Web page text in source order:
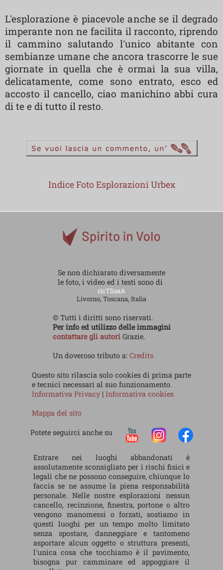
L'esplorazione è piacevole anche se il degrado
imperante non ne facilita il racconto, riprendo
il cammino salutando l'unico abitante con
sembianze umane che ancora trascorre le sue
giornate in quella che è ormai la sua villa,
delicatamente, come sono entrato, esco ed
accosto il cancello, ciao manichino abbi cura
di te e di tutto il resto.
Indice Foto Esplorazioni Urbex
Se non dichiarato diversamente
le foto, i video ed i testi sono di
ricTlisaA
Livorno, Toscana, Italia
© Tutti i diritti sono riservati.
Per info ed utilizzo delle immagini
contattare gli autoriGrazie.
Un doveroso tributo a: Credits
Questo sito rilascia solo cookies di prima parte
e tecnici necessari al suo funzionamento.
Informativa Privacy | Informativa cookies
Mappa del sito
Potete seguirci anche su
Entrare nei luoghi abbandonati è
assolutamente sconsigliato per i rischi fisici e
legali che ne possono conseguire, chiunque lo
faccia se ne assume la piena responsabilità
personale. Nelle nostre esplorazioni nessun
cancello, recinzione, finestra, portone o altro
vengono manomessi o forzati, sostiamo in
questi luoghi per un tempo molto limitato
senza spostare, danneggiare e tantomeno
asportare alcun oggetto o struttura presenti,
l'unica cosa che tocchiamo è il pavimento,
bisogna pur camminare ed appoggiare il